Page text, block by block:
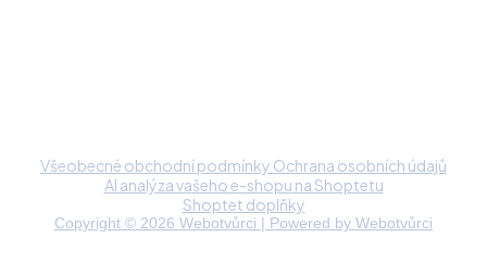
Všeobecné obchodní podmínky Ochrana osobních údajů
AI analýza vašeho e-shopu na Shoptetu
Shoptet doplňky
Copyright © 2026 Webotvůrci | Powered by Webotvůrci